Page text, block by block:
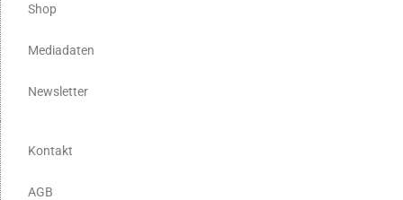
Shop
Mediadaten
Newsletter
Kontakt
AGB